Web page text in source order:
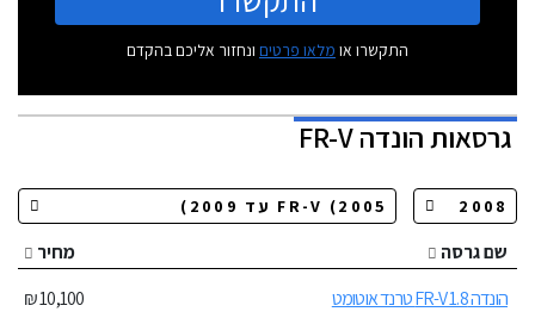
התקשרו או מלאו פרטים ונחזור אליכם בהקדם
גרסאותהונדה FR-V
שם גרסה
מחיר
הונדה FR-V 1.8 טרנד אוטומט
10,100 ₪